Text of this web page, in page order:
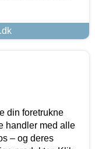
din foretrukne
handler med alle
– og deres